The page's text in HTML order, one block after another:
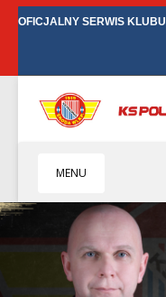
OFICJALNY SERWIS KLUBU
MENU
HOME
KLUB
BIZNES